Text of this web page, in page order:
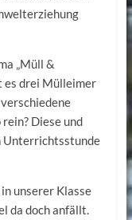
„Müll &
es drei Mülleimer
Diese und
Unterrichtsstunde
unserer Klasse
da doch anfällt.